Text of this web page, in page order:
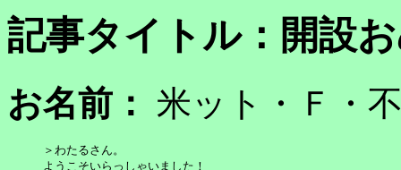
記事タイトル： 開設
お名前： 米ット・Ｆ
＞わたるさん。
ようこそいらっしゃいました！